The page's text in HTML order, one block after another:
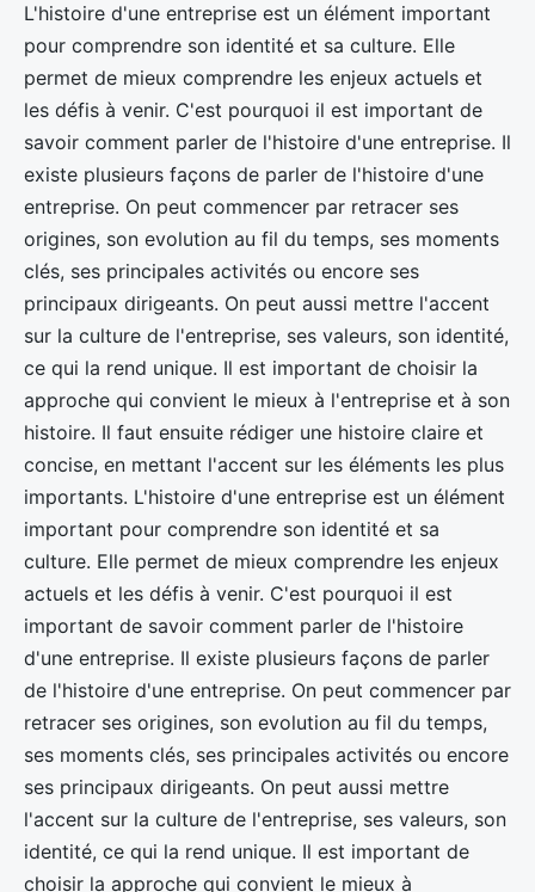
L'histoire d'une entreprise est un élément important
pour comprendre son identité et sa culture. Elle
permet de mieux comprendre les enjeux actuels et
les défis à venir. C'est pourquoi il est important de
savoir comment parler de l'histoire d'une entreprise. Il
existe plusieurs façons de parler de l'histoire d'une
entreprise. On peut commencer par retracer ses
origines, son evolution au fil du temps, ses moments
clés, ses principales activités ou encore ses
principaux dirigeants. On peut aussi mettre l'accent
sur la culture de l'entreprise, ses valeurs, son identité,
ce qui la rend unique. Il est important de choisir la
approche qui convient le mieux à l'entreprise et à son
histoire. Il faut ensuite rédiger une histoire claire et
concise, en mettant l'accent sur les éléments les plus
importants. L'histoire d'une entreprise est un élément
important pour comprendre son identité et sa
culture. Elle permet de mieux comprendre les enjeux
actuels et les défis à venir. C'est pourquoi il est
important de savoir comment parler de l'histoire
d'une entreprise. Il existe plusieurs façons de parler
de l'histoire d'une entreprise. On peut commencer par
retracer ses origines, son evolution au fil du temps,
ses moments clés, ses principales activités ou encore
ses principaux dirigeants. On peut aussi mettre
l'accent sur la culture de l'entreprise, ses valeurs, son
identité, ce qui la rend unique. Il est important de
choisir la approche qui convient le mieux à